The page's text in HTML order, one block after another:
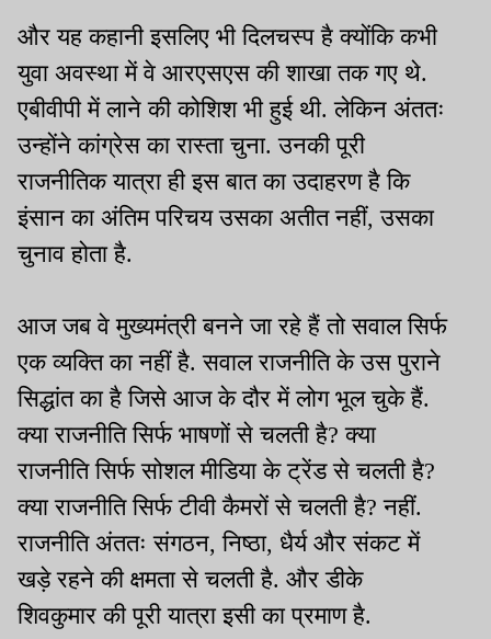
और यह कहानी इसलिए भी दिलचस्प है क्योंकि कभी
युवा अवस्था में वे आरएसएस की शाखा तक गए थे.
एबीवीपी में लाने की कोशिश भी हुई थी. लेकिन अंततः
उन्होंने कांग्रेस का रास्ता चुना. उनकी पूरी
राजनीतिक यात्रा ही इस बात का उदाहरण है कि
इंसान का अंतिम परिचय उसका अतीत नहीं, उसका
चुनाव होता है.
आज जब वे मुख्यमंत्री बनने जा रहे हैं तो सवाल सिर्फ
एक व्यक्ति का नहीं है. सवाल राजनीति के उस पुराने
सिद्धांत का है जिसे आज के दौर में लोग भूल चुके हैं.
क्या राजनीति सिर्फ भाषणों से चलती है? क्या
राजनीति सिर्फ सोशल मीडिया के ट्रेंड से चलती है?
क्या राजनीति सिर्फ टीवी कैमरों से चलती है? नहीं.
राजनीति अंततः संगठन, निष्ठा, धैर्य और संकट में
खड़े रहने की क्षमता से चलती है. और डीके
शिवकुमार की पूरी यात्रा इसी का प्रमाण है.